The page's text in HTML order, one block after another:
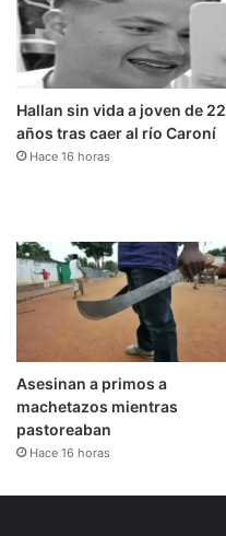
Hallan sin vida a joven de 22
años tras caer al río Caroní
Hace 16 horas
Asesinan a primos a
machetazos mientras
pastoreaban
Hace 16 horas